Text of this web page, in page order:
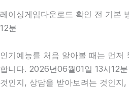
레이싱게임다운로드 확인 전 기본
12분
인기예능를 처음 알아볼 때는 먼저
합니다. 2026년06월01일 13시12
것인지, 상담을 받아보려는 것인지